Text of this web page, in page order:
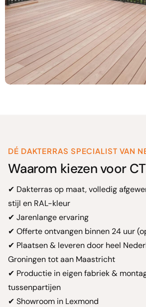
DÉ DAKTERRAS SPECIALIST VAN
Waarom kiezen voor
✔ Dakterras op maat, volledig
stijl en RAL-kleur
✔ Jarenlange ervaring
✔ Offerte ontvangen binnen 24 uur
✔ Plaatsen & leveren door heel
Groningen tot aan Maastricht
✔ Productie in eigen fabriek &
tussenpartijen
✔ Showroom in Lexmond